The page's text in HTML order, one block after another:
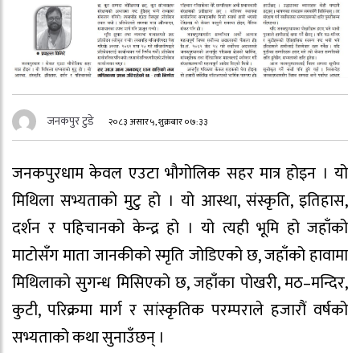
जनकपुर टुडे २०८३ असार ५, शुक्रबार ०७:३३
जनकपुरधाम केवल एउटा भौगोलिक सहर मात्र होइन । यो
मिथिला सभ्यताको मुटु हो । यो आस्था, संस्कृति, इतिहास,
दर्शन र पहिचानको केन्द्र हो । यो त्यही भूमि हो जहाँको
माटोसँग माता जानकीको स्मृति जोडिएको छ, जहाँको हावामा
मिथिलाको सुगन्ध मिसिएको छ, जहाँका पोखरी, मठ–मन्दिर,
कुटी, परिक्रमा मार्ग र सांस्कृतिक परम्पराले हजारौं वर्षको
सभ्यताको कथा सुनाउँछन् ।